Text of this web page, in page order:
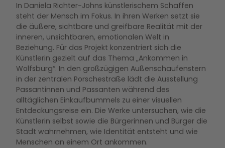
In Daniela Richter-Johns künstlerischem Schaffen
steht der Mensch im Fokus. In ihren Werken setzt sie
die äußere, sichtbare und greifbare Realität mit der
inneren, unsichtbaren, emotionalen Welt in
Beziehung. Für das Projekt konzentriert sich die
Künstlerin gezielt auf das Thema „Ankommen in
Wolfsburg“. In den großzügigen Außenschaufenstern
in der zentralen Porschestraße lädt die Ausstellung
Passantinnen und Passanten während des
alltäglichen Einkaufbummels zu einer visuellen
Entdeckungsreise ein. Die Werke untersuchen, wie die
Künstlerin selbst sowie die Bürgerinnen und Bürger die
Stadt wahrnehmen, wie Identität entsteht und wie
Menschen an einem Ort ankommen.